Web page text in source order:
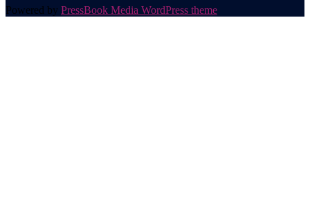
Powered by PressBook Media WordPress theme